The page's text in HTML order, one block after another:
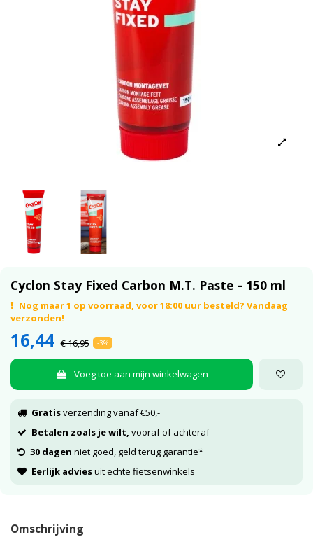
Cyclon Stay Fixed Carbon M.T. Paste - 150 ml
Nog maar 1 op voorraad, voor 18:00 uur besteld? Vandaag
verzonden!
16,44 € 16,95 -3%
Voeg toe aan mijn winkelwagen
Gratisverzending vanaf €50,-
Betalen zoals je wilt, vooraf of achteraf
30 dagen niet goed, geld terug garantie*
Eerlijk adviesuit echte fietsenwinkels
Omschrijving